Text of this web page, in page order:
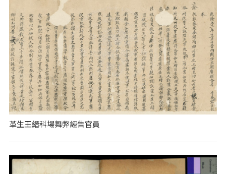
革生王縉科場舞弊誣告官員